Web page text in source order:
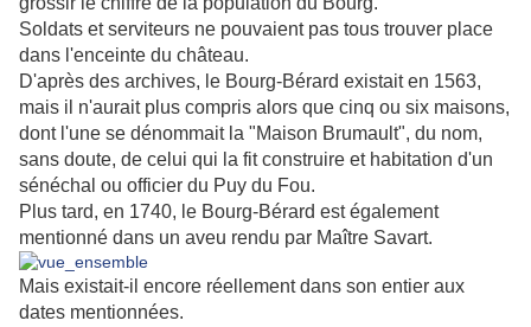
Soldats et serviteurs ne pouvaient pas tous trouver place
dans l'enceinte du château.
D'après des archives, le Bourg-Bérard existait en 1563,
mais il n'aurait plus compris alors que cinq ou six maisons,
dont l'une se dénommait la "Maison Brumault", du nom,
sans doute, de celui qui la fit construire et habitation d'un
sénéchal ou officier du Puy du Fou.
Plus tard, en 1740, le Bourg-Bérard est également
mentionné dans un aveu rendu par Maître Savart.
Mais existait-il encore réellement dans son entier aux
dates mentionnées.